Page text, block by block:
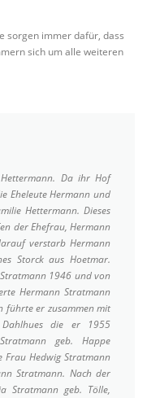
sorgen immer dafür, dass
sich um alle weiteren
Da ihr Hof
Eheleute Hermann und
Hettermann. Dieses
der Ehefrau, Hermann
verstarb Hermann
Storck aus Hoetmar.
1946 und von
Hermann Stratmann
führte er zusammen mit
die er 1955
geb. Happe
Frau Hedwig Stratmann
Stratmann. Nach der
geb. Tölle,